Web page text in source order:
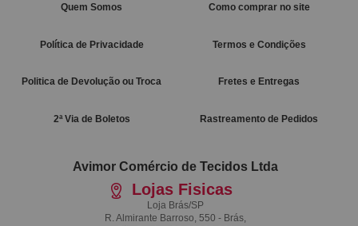
Quem Somos Como comprar no site
Política de Privacidade Termos e Condições
Politica de Devolução ou Troca Fretes e Entregas
2ª Via de Boletos Rastreamento de Pedidos
Avimor Comércio de Tecidos Ltda
Lojas Fisicas
Loja Brás/SP
R. Almirante Barroso, 550 - Brás,